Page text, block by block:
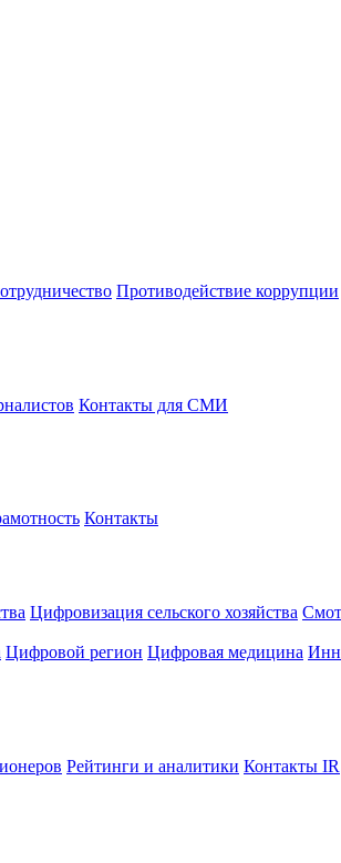
Противодействие коррупции
Контакты для СМИ
Контакты
Цифровизация сельского хозяйства
Цифровой регион Цифровая медицина
Рейтинги и аналитики Контакты IR